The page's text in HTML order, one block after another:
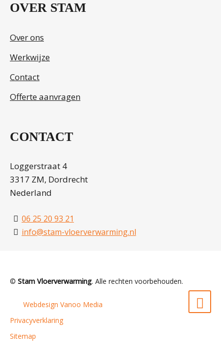
OVER STAM
Over ons
Werkwijze
Contact
Offerte aanvragen
CONTACT
Loggerstraat 4
3317 ZM, Dordrecht
Nederland
06 25 20 93 21
info@stam-vloerverwarming.nl
© Stam Vloerverwarming. Alle rechten voorbehouden.
Webdesign Vanoo Media
Privacyverklaring
Sitemap